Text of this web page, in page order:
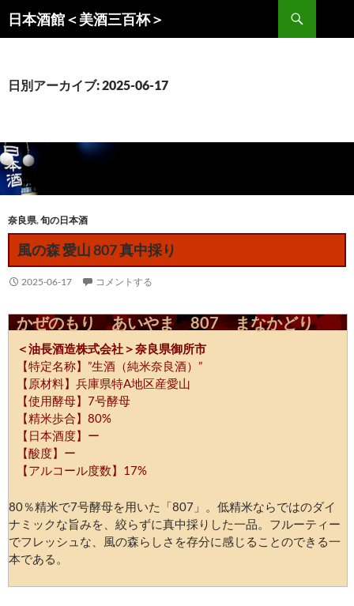
ン
ツ
キ
ッ
プ
日本酒館＜美酒三百杯＞
索
日別アーカイブ: 2025-06-17
奈良県,旬の日本酒
風の森 愛山 807 真中採り
2025-06-17 コメントする
かぜのもり あいやま 807 まなかどり
＜油長酒造株式会社＞奈良県御所市
【特定名称】”生酒（純米奈良酒）”
【原材料】兵庫県特A地区産愛山
【使用酵母】7号酵母
【精米歩合】80%
【日本酒度】ー
【酸度】ー
【アルコール度数】17%
80％精米で7号酵母を用いた「807」。低精米ならではのダイ
ナミックな旨みを、絞らずに真中採りした一品。フルーティー
でフレッシュな、風の森らしさを存分に感じることのできる一
本である。